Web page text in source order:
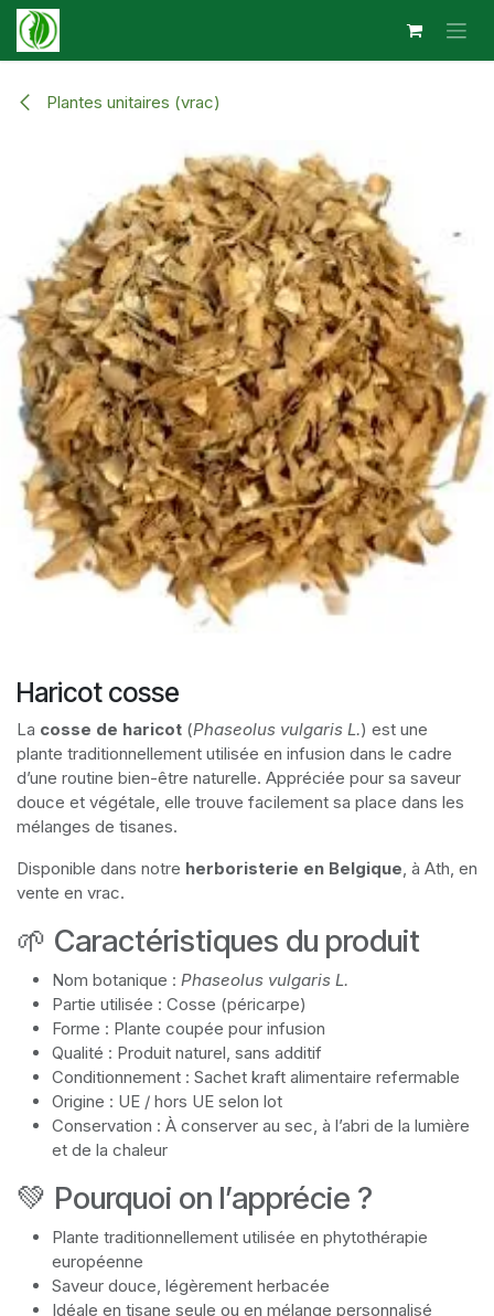
Se rendre au contenu
Plantes unitaires (vrac)
Haricot cosse
La cosse de haricot (Phaseolus vulgaris L.) est une
plante traditionnellement utilisée en infusion dans le cadre
d’une routine bien-être naturelle. Appréciée pour sa saveur
douce et végétale, elle trouve facilement sa place dans les
mélanges de tisanes.
Disponible dans notre herboristerie en Belgique, à Ath, en
vente en vrac.
🌱 Caractéristiques du produit
Nom botanique : Phaseolus vulgaris L.
Partie utilisée : Cosse (péricarpe)
Forme : Plante coupée pour infusion
Qualité : Produit naturel, sans additif
Conditionnement : Sachet kraft alimentaire refermable
Origine : UE / hors UE selon lot
Conservation : À conserver au sec, à l’abri de la lumière
et de la chaleur
💚 Pourquoi on l’apprécie ?
Plante traditionnellement utilisée en phytothérapie
européenne
Saveur douce, légèrement herbacée
Idéale en tisane seule ou en mélange personnalisé